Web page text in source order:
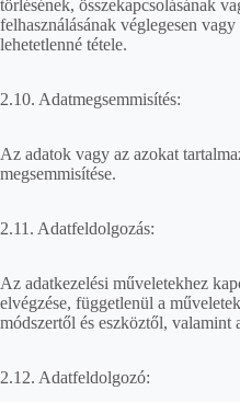
törlésének, összekapcsolásának
felhasználásának véglegesen
lehetetlenné tétele.
2.10. Adatmegsemmisítés:
Az adatok vagy az azokat
megsemmisítése.
2.11. Adatfeldolgozás:
Az adatkezelési műveletekhez
elvégzése, függetlenül a
módszertől és eszköztől, valamint
2.12. Adatfeldolgozó: